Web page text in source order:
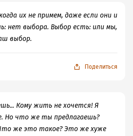
их не примем, даже если они и
нет выбора. Выбор есть: или мы,
выбор.
Поделиться
Кому жить не хочется! Я
Но что же ты предлагаешь?
же это такое? Это же хуже